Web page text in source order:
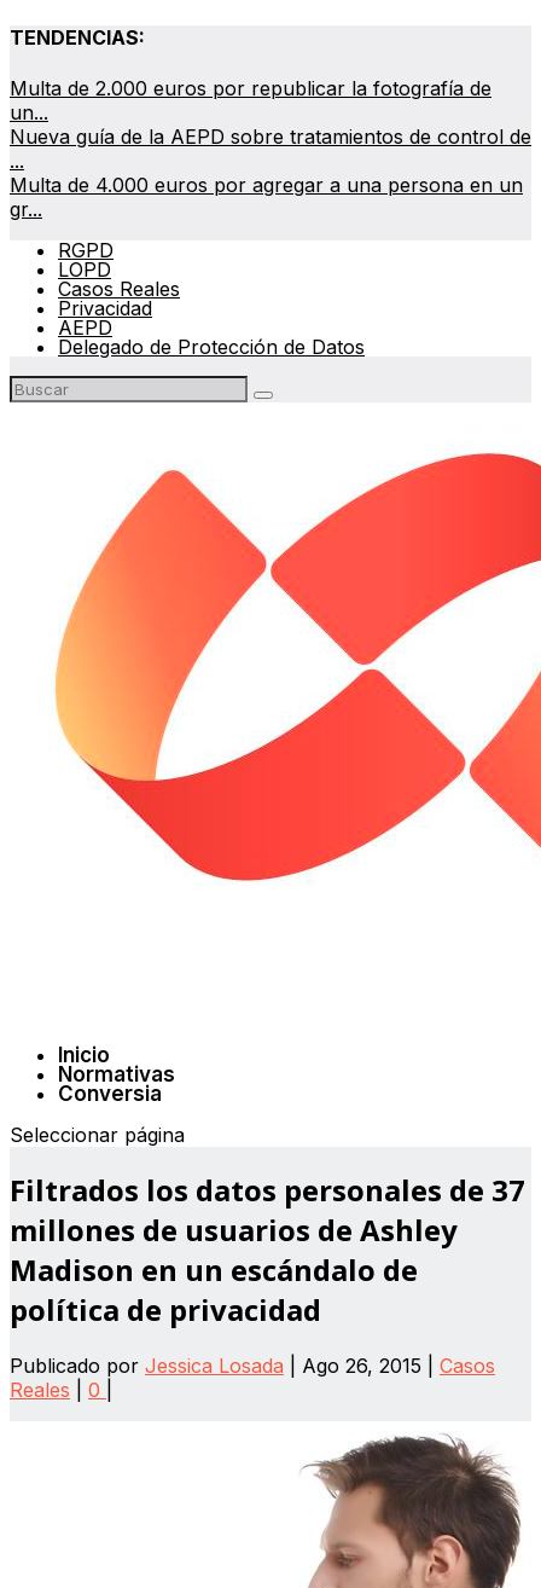
TENDENCIAS:
Multa de 2.000 euros por republicar la fotografía de
un...
Nueva guía de la AEPD sobre tratamientos de control de
...
Multa de 4.000 euros por agregar a una persona en un
gr...
RGPD
LOPD
Casos Reales
Privacidad
AEPD
Delegado de Protección de Datos
Inicio
Normativas
Conversia
Seleccionar página
Filtrados los datos personales de 37
millones de usuarios de Ashley
Madison en un escándalo de
política de privacidad
Publicado por Jessica Losada Ago 26, 2015
Casos
Reales
0